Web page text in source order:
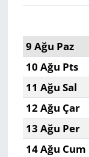
9 Ağu Paz
10 Ağu Pts
11 Ağu Sal
12 Ağu Çar
13 Ağu Per
14 Ağu Cum